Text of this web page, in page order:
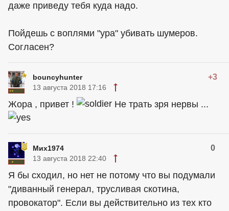
даже приведу тебя куда надо.
Пойдешь с воплями "ура" убивать шумеров.
Согласен?
bouncyhunter +3
13 августа 2018 17:16
Жора , привет ! Не трать зря нервы ...
Мих1974 0
13 августа 2018 22:40
Я бы сходил, но нет не потому что вы подумали
"диванный генерал, трусливая скотина,
провокатор". Если вы действительно из тех кто